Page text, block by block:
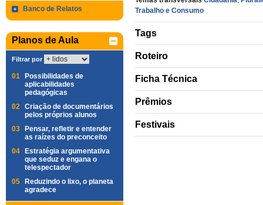
Banco de Relatos
Planos de Aula
Filtrar por
01
Possibilidades de
aplicabilidades
pedagógicas
02 Criação de documentários
pelos próprios alunos
03
Pensar, refletir e entender
as raízes do preconceito
04
Estratégia argumentativa
que seduz e engana o
telespectador
05
Reduzindo o lixo, o planeta
agradece
Trabalho e Consumo
Tags
Roteiro
Ficha Técnica
Prêmios
Festivais